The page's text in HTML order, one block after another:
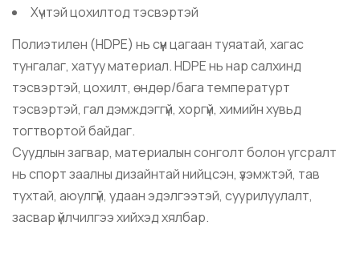
Хүчтэй цохилтод тэсвэртэй
Полиэтилен (HDPE) нь сүүн цагаан туяатай, хагас
тунгалаг, хатуу материал. HDPE нь нар салхинд
тэсвэртэй, цохилт, өндөр/бага температурт
тэсвэртэй, гал дэмждэггүй, хоргүй, химийн хувьд
тогтвортой байдаг.
Суудлын загвар, материалын сонголт болон угсралт
нь спорт заалны дизайнтай нийцсэн, үзэмжтэй, тав
тухтай, аюулгүй, удаан эдэлгээтэй, суурилуулалт,
засвар үйлчилгээ хийхэд хялбар.